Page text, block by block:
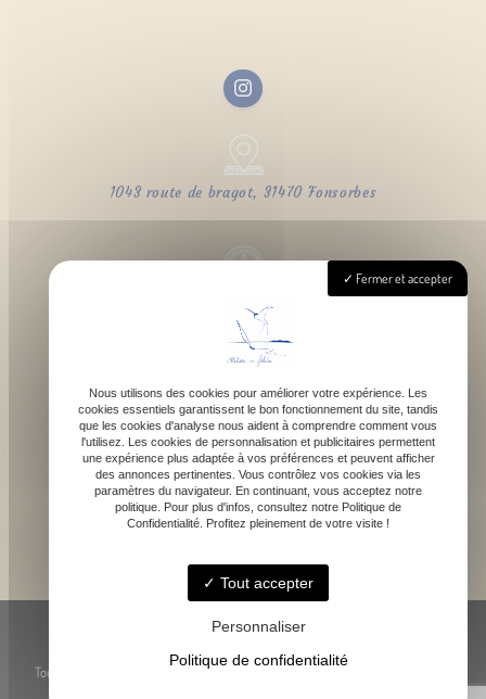
1043 route de bragot, 31470 Fonsorbes
Lundi - Samedi : 9h - 18h
contact@atelierdefelicie.fr
06 08 95 80 82
-Mentions légales
Toute reproduction, représentation ou utilisation des œuvres présentées, même
Fermer et accepter
Nous utilisons des cookies pour améliorer votre expérience. Les
cookies essentiels garantissent le bon fonctionnement du site, tandis
que les cookies d'analyse nous aident à comprendre comment vous
l'utilisez. Les cookies de personnalisation et publicitaires permettent
une expérience plus adaptée à vos préférences et peuvent afficher
des annonces pertinentes. Vous contrôlez vos cookies via les
paramètres du navigateur. En continuant, vous acceptez notre
politique. Pour plus d'infos, consultez notre Politique de
Confidentialité. Profitez pleinement de votre visite !
Tout accepter
Personnaliser
Politique de confidentialité